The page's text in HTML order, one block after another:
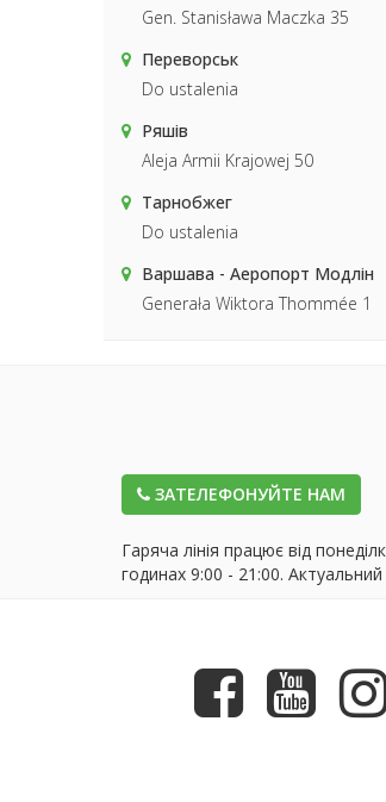
Gen. Stanisława Maczka 35
Переворськ
Do ustalenia
Ряшів
Aleja Armii Krajowej 50
Тарнобжег
Do ustalenia
Варшава - Аеропорт Модлін
Generała Wiktora Thommée 1
ЗАТЕЛЕФОНУЙТЕ НАМ
Гаряча лінія працює від
годинах 9:00 - 21:00. Актуальний